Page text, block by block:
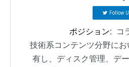
Follow
ポジション:
コ
技術系コンテンツ分野に
有し、ディスク管理、デ